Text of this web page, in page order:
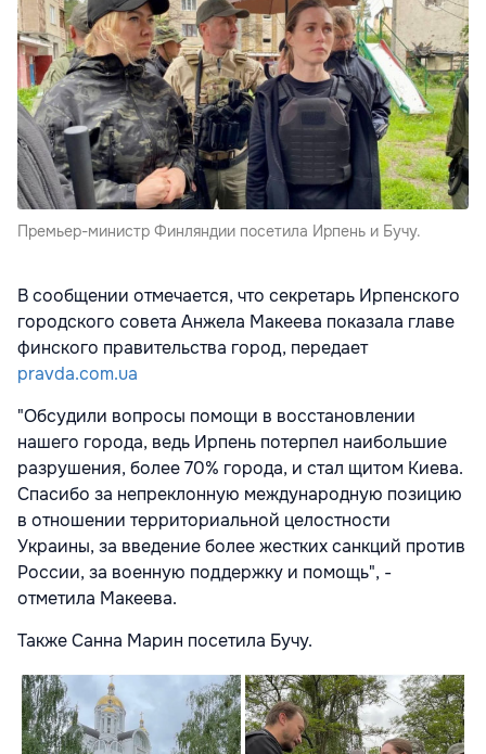
Премьер-министр Финляндии посетила Ирпень и Бучу.
В сообщении отмечается, что секретарь Ирпенского
городского совета Анжела Макеева показала главе
финского правительства город, передает
pravda.com.ua
"Обсудили вопросы помощи в восстановлении
нашего города, ведь Ирпень потерпел наибольшие
разрушения, более 70% города, и стал щитом Киева.
Спасибо за непреклонную международную позицию
в отношении территориальной целостности
Украины, за введение более жестких санкций против
России, за военную поддержку и помощь", -
отметила Макеева.
Также Санна Марин посетила Бучу.